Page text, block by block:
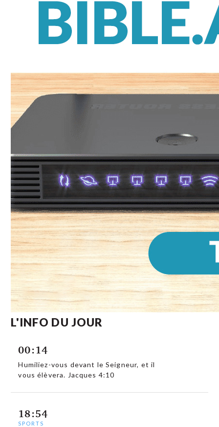
L'INFO DU JOUR
00:14
Humiliez-vous devant le Seigneur, et il
vous élèvera. Jacques 4:10
18:54
SPORTS